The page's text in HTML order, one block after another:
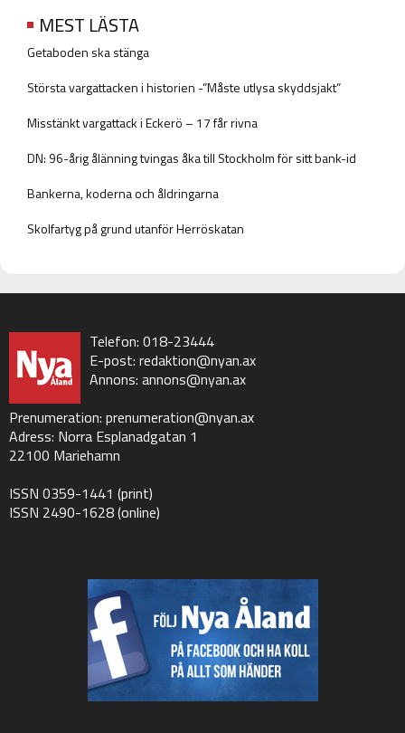
MEST LÄSTA
Getaboden ska stänga
Största vargattacken i historien -”Måste utlysa skyddsjakt”
Misstänkt vargattack i Eckerö – 17 får rivna
DN: 96-årig ålänning tvingas åka till Stockholm för sitt bank-id
Bankerna, koderna och åldringarna
Skolfartyg på grund utanför Herröskatan
Telefon: 018-23444
E-post: redaktion@nyan.ax
Annons: annons@nyan.ax
Prenumeration: prenumeration@nyan.ax
Adress: Norra Esplanadgatan 1
22100 Mariehamn
ISSN 0359-1441 (print)
ISSN 2490-1628 (online)